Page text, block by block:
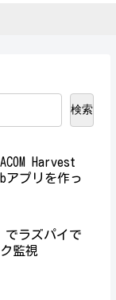
検索
Harvest
アプリを作っ
でラズパイで
監視